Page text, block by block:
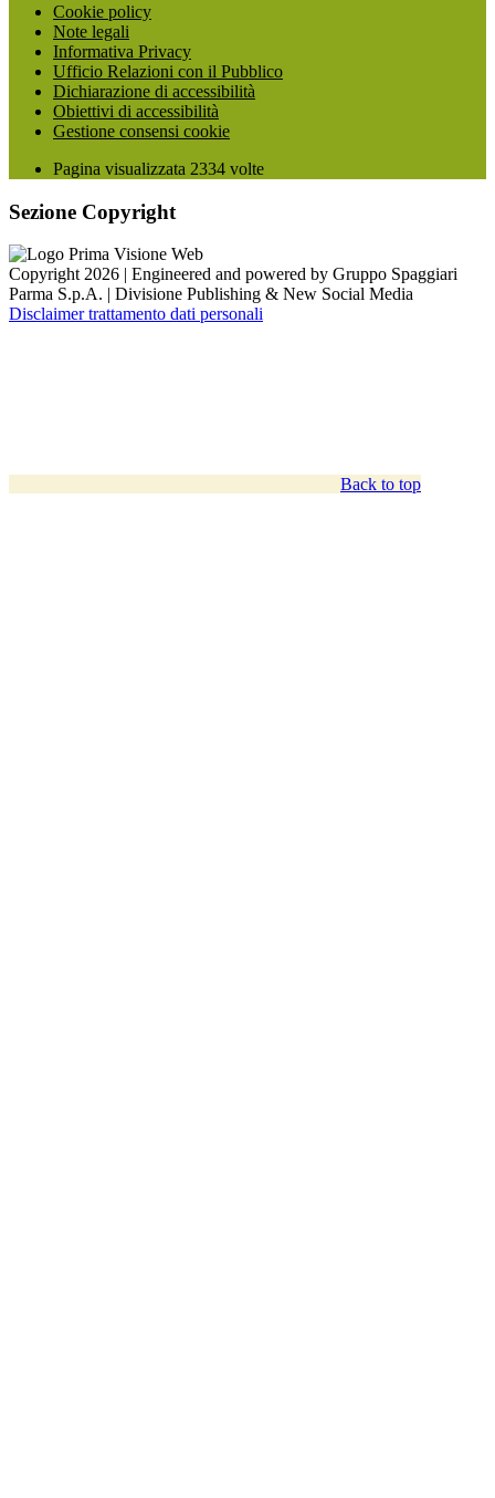
Cookie policy
Note legali
Informativa Privacy
Ufficio Relazioni con il Pubblico
Dichiarazione di accessibilità
Obiettivi di accessibilità
Gestione consensi cookie
Pagina visualizzata 2334 volte
Sezione Copyright
Copyright 2026 | Engineered and powered by Gruppo Spaggiari
Parma S.p.A. | Divisione Publishing & New Social Media
Disclaimer trattamento dati personali
Back to top